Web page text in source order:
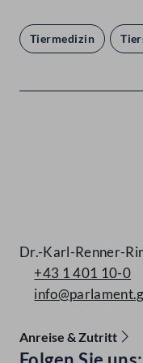
Tiermedizin
Dr.-Karl-Renner-
+43 1 401 10-0
Anreise & Zutritt